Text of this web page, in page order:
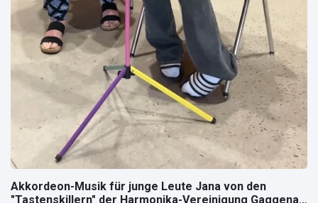
Akkordeon-Musik für junge Leute Jana von den
"Tastenskillern" der Harmonika-Vereinigung Gaggenau